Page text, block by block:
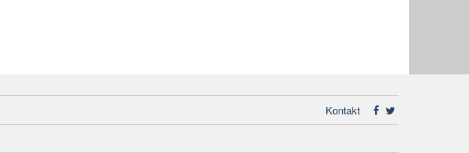
Kontakt